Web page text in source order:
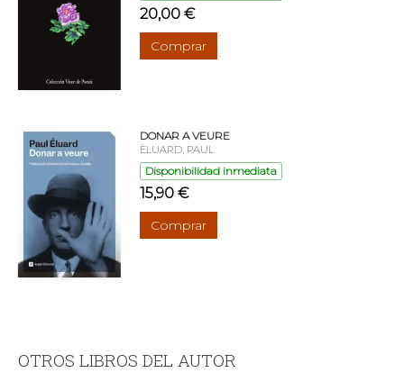
20,00 €
Comprar
DONAR A VEURE
ÈLUARD, PAUL
Disponibilidad inmediata
15,90 €
Comprar
OTROS LIBROS DEL AUTOR